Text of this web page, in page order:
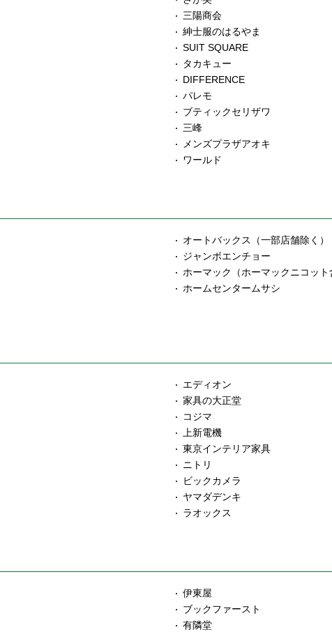
三陽商会
紳士服のはるやま
SUIT SQUARE
タカキュー
DIFFERENCE
パレモ
ブティックセリザワ
三峰
メンズプラザアオキ
ワールド
オートバックス（一部店舗除く）
ジャンボエンチョー
ホーマック（ホーマックニコット
ホームセンタームサシ
エディオン
家具の大正堂
コジマ
上新電機
東京インテリア家具
ニトリ
ビックカメラ
ヤマダデンキ
ラオックス
伊東屋
ブックファースト
有隣堂